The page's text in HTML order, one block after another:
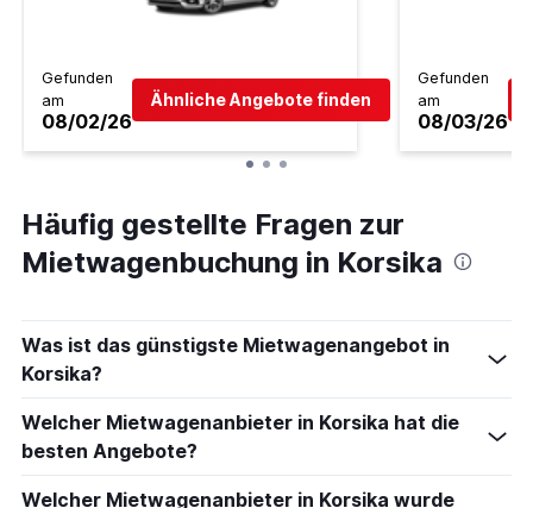
Gefunden
am
08/02/26
Ähnliche Angebote finden
Gefunden
am
08/03/26
Häufig gestellte Fragen zur
Mietwagenbuchung in Korsika
Was ist das günstigste Mietwagenangebot in
Korsika?
Welcher Mietwagenanbieter in Korsika hat die
besten Angebote?
Welcher Mietwagenanbieter in Korsika wurde